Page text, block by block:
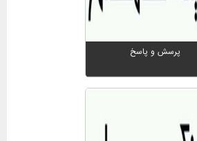
پرسش و پاسخ